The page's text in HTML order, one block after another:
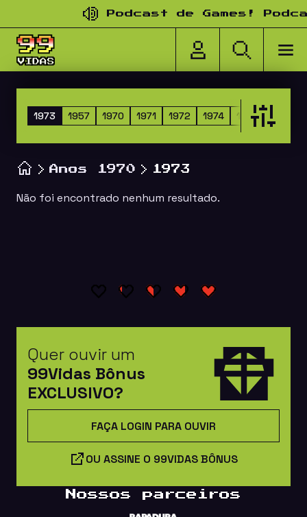
Pular para o conteúdoPodcast de Games!
1957 1970 1971 1972
1973 1974 1975 1976
Anos 1970 1973
Não foi encontrado nenhum resultado.
Quer ouvir um
99Vidas Bônus
EXCLUSIVO?
FAÇA LOGIN PARA OUVIR
OU ASSINE O 99VIDAS BÔNUS
Nossos parceiros